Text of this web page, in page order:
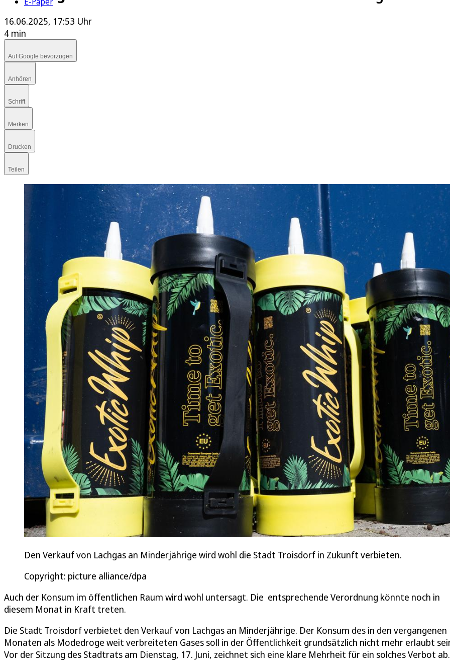
16.06.2025, 17:53 Uhr
4 min
Auf Google bevorzugen
Anhören
Schrift
Merken
Drucken
Teilen
Den Verkauf von Lachgas an Minderjährige wird wohl die Stadt Troisdorf in Zukunft verbieten.
Copyright: picture alliance/dpa
Auch der Konsum im öffentlichen Raum wird wohl untersagt. Die entsprechende Verordnung könnte noch in
diesem Monat in Kraft treten.
Die Stadt Troisdorf verbietet den Verkauf von Lachgas an Minderjährige. Der Konsum des in den vergangenen
Monaten als Modedroge weit verbreiteten Gases soll in der Öffentlichkeit grundsätzlich nicht mehr erlaubt
Vor der Sitzung des Stadtrats am Dienstag, 17. Juni, zeichnet sich eine klare Mehrheit für ein solches Verbot ab.